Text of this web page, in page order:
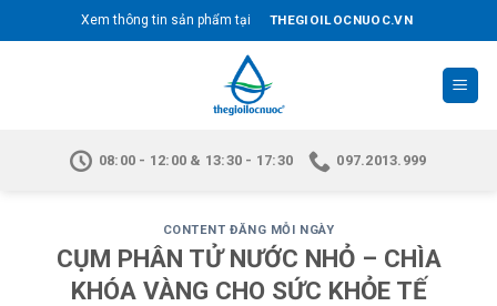
to
Xem thông tin sản phẩm tại THEGIOILOCNUOC.VN
08:00 - 12:00 & 13:30 - 17:30 097.2013.999
CONTENT ĐĂNG MỖI NGÀY
CỤM PHÂN TỬ NƯỚC NHỎ – CHÌA
KHÓA VÀNG CHO SỨC KHỎE TẾ